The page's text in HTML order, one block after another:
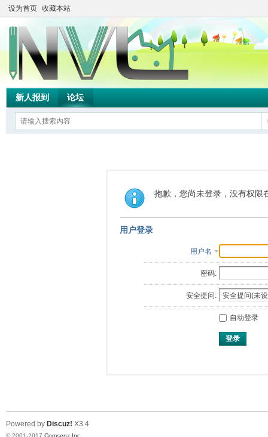
设为首页 收藏本站
新人报到 论坛
抱歉，您尚未登录，没有权限
用户登录
用户名
密码:
安全提问:
自动登录
登录
Powered by Discuz! X3.4
© 2001-2017 Comsenz Inc.